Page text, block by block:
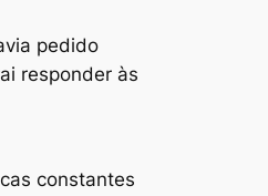
pedido
responder às
constantes